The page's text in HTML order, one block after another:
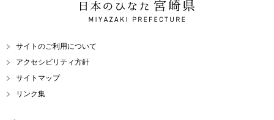
日本のひなた 宮崎県
MIYAZAKI PREFECTURE
サイトのご利用について
アクセシビリティ方針
サイトマップ
リンク集